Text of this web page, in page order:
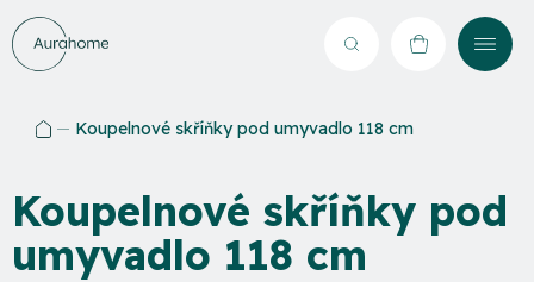
Přejít
na
obsah
Hledat NÁKUPNÍ
Koupelnové skříňky pod umyvadlo 118 cm
Koupelnové skříňky pod
umyvadlo 118 cm